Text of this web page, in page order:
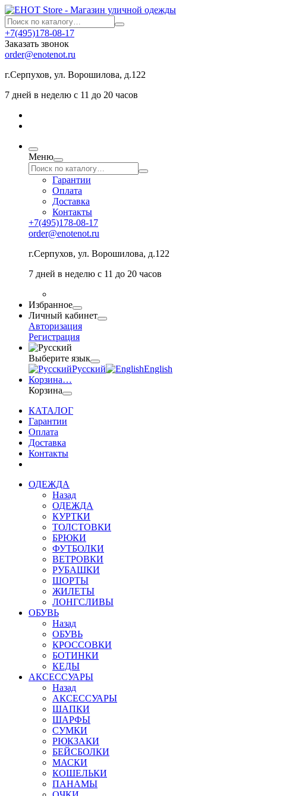
+7(495)178-08-17
Заказать звонок
order@enotenot.ru
г.Серпухов, ул. Ворошилова, д.122
7 дней в неделю с 11 до 20 часов
Меню
Гарантии
Оплата
Доставка
Контакты
+7(495)178-08-17
order@enotenot.ru
г.Серпухов, ул. Ворошилова, д.122
7 дней в неделю с 11 до 20 часов
Избранное
Личный кабинет
Авторизация
Регистрация
Выберите язык
Русский
English
Корзина…
Корзина
КАТАЛОГ
Гарантии
Оплата
Доставка
Контакты
ОДЕЖДА
Назад
ОДЕЖДА
КУРТКИ
ТОЛСТОВКИ
БРЮКИ
ФУТБОЛКИ
ВЕТРОВКИ
РУБАШКИ
ШОРТЫ
ЖИЛЕТЫ
ЛОНГСЛИВЫ
ОБУВЬ
Назад
ОБУВЬ
КРОССОВКИ
БОТИНКИ
КЕДЫ
АКСЕССУАРЫ
Назад
АКСЕССУАРЫ
ШАПКИ
ШАРФЫ
СУМКИ
РЮКЗАКИ
БЕЙСБОЛКИ
МАСКИ
КОШЕЛЬКИ
ПАНАМЫ